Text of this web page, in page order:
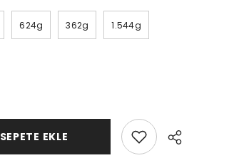
624g 362g 1.544g
SEPETE EKLE